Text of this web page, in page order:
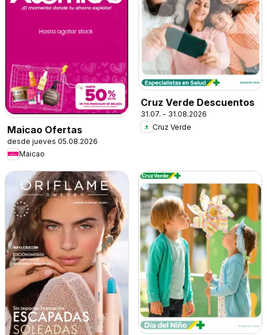
Maicao Ofertas
desde jueves 05.08.2026
Maicao
Cruz Verde Descuentos
31.07. - 31.08.2026
Cruz Verde